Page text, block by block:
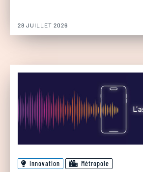
28 JUILLET 2026
Innovation Métropole